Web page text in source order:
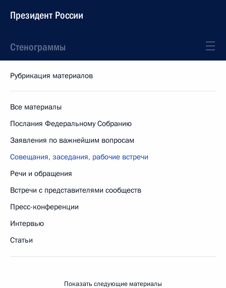
Президент России
Стенограммы
Рубрикация материалов
Все материалы
Послания Федеральному Собранию
Заявления по важнейшим вопросам
Совещания, заседания, рабочие встречи
Речи и обращения
Встречи с представителями сообществ
Пресс-конференции
Интервью
Статьи
Показать следующие материалы